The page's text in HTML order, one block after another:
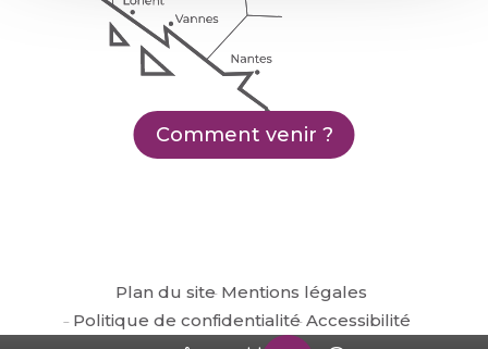
Comment venir ?
Plan du site Mentions légales
Politique de confidentialité Accessibilité